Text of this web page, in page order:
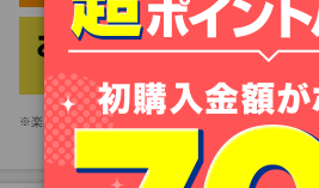
写真集
PC・システム
語学・資格
楽天市場アプリをお持ちのお客様は、楽天市場アプリ